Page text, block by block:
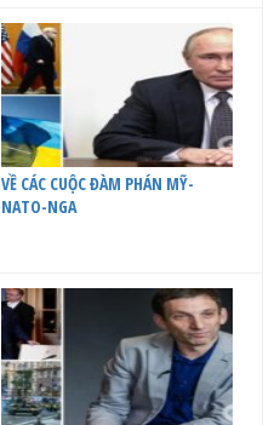
VỀ CÁC CUỘC ĐÀM PHÁN MỸ-
NATO-NGA